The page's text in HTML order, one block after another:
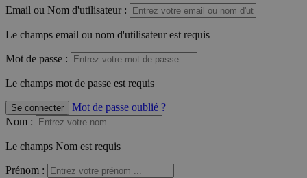
Email ou Nom d'utilisateur :
Le champs email ou nom d'utilisateur est requis
Mot de passe :
Le champs mot de passe est requis
Se connecter
Mot de passe oublié ?
Nom :
Le champs Nom est requis
Prénom :